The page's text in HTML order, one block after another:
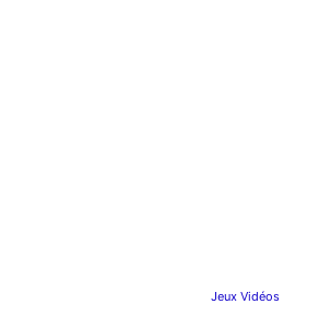
Jeux Vidéos